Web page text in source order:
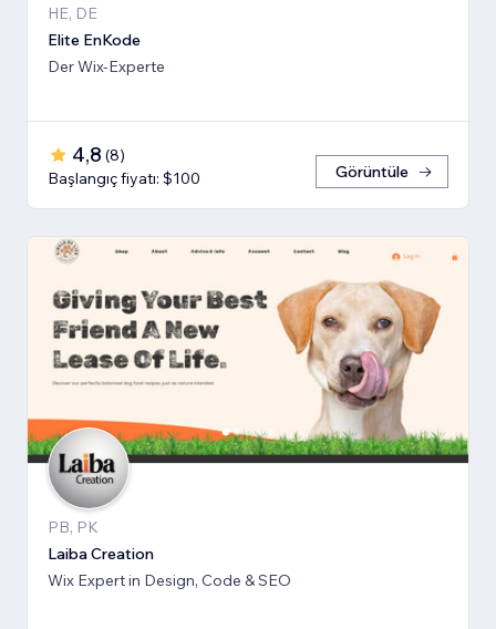
HE, DE
Elite EnKode
Der Wix-Experte
4,8 (8)
Başlangıç fiyatı: $100
Görüntüle
PB, PK
Laiba Creation
Wix Expert in Design, Code & SEO